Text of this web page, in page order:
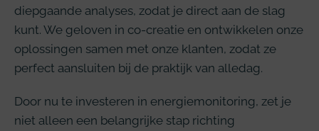
diepgaande analyses, zodat je direct aan de slag
kunt. We geloven in co-creatie en ontwikkelen onze
oplossingen samen met onze klanten, zodat ze
perfect aansluiten bij de praktijk van alledag.
Door nu te investeren in energiemonitoring, zet je
niet alleen een belangrijke stap richting